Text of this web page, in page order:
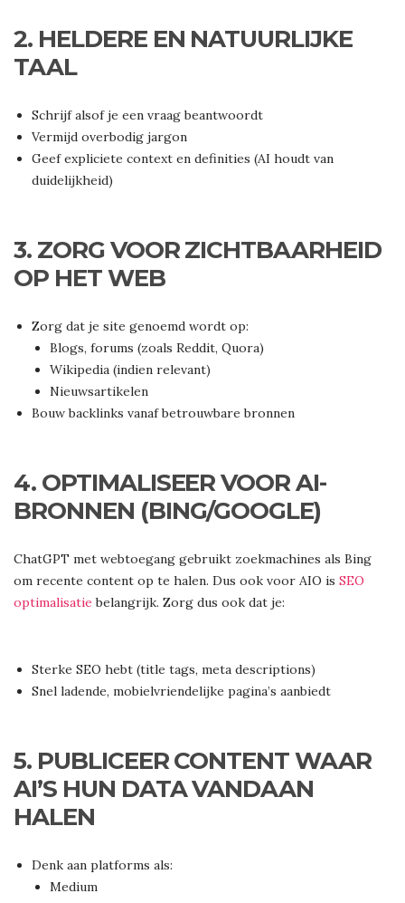
2. HELDERE EN NATUURLIJKE
TAAL
Schrijf alsof je een vraag beantwoordt
Vermijd overbodig jargon
Geef expliciete context en definities (AI houdt van
duidelijkheid)
3. ZORG VOOR ZICHTBAARHEID
OP HET WEB
Zorg dat je site genoemd wordt op:
Blogs, forums (zoals Reddit, Quora)
Wikipedia (indien relevant)
Nieuwsartikelen
Bouw backlinks vanaf betrouwbare bronnen
4. OPTIMALISEER VOOR AI-
BRONNEN (BING/GOOGLE)
ChatGPT met webtoegang gebruikt zoekmachines als Bing
om recente content op te halen. Dus ook voor AIO is SEO
optimalisatie belangrijk. Zorg dus ook dat je:
Sterke SEO hebt (title tags, meta descriptions)
Snel ladende, mobielvriendelijke pagina’s aanbiedt
5. PUBLICEER CONTENT WAAR
AI’S HUN DATA VANDAAN
HALEN
Denk aan platforms als:
Medium